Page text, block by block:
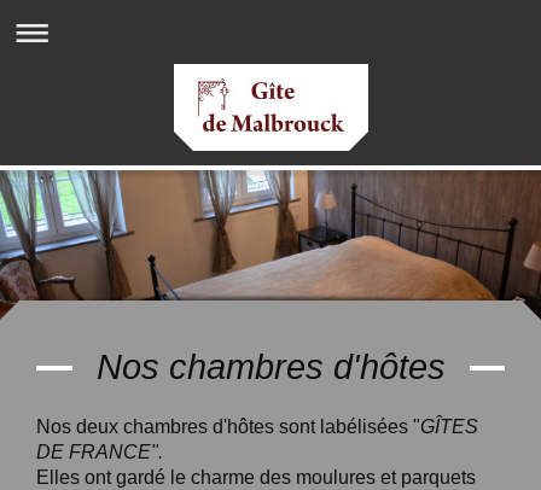
Nos chambres d'hôtes
Nos deux chambres d'hôtes sont labélisées "GÎTES
DE FRANCE".
Elles ont gardé le charme des moulures et parquets